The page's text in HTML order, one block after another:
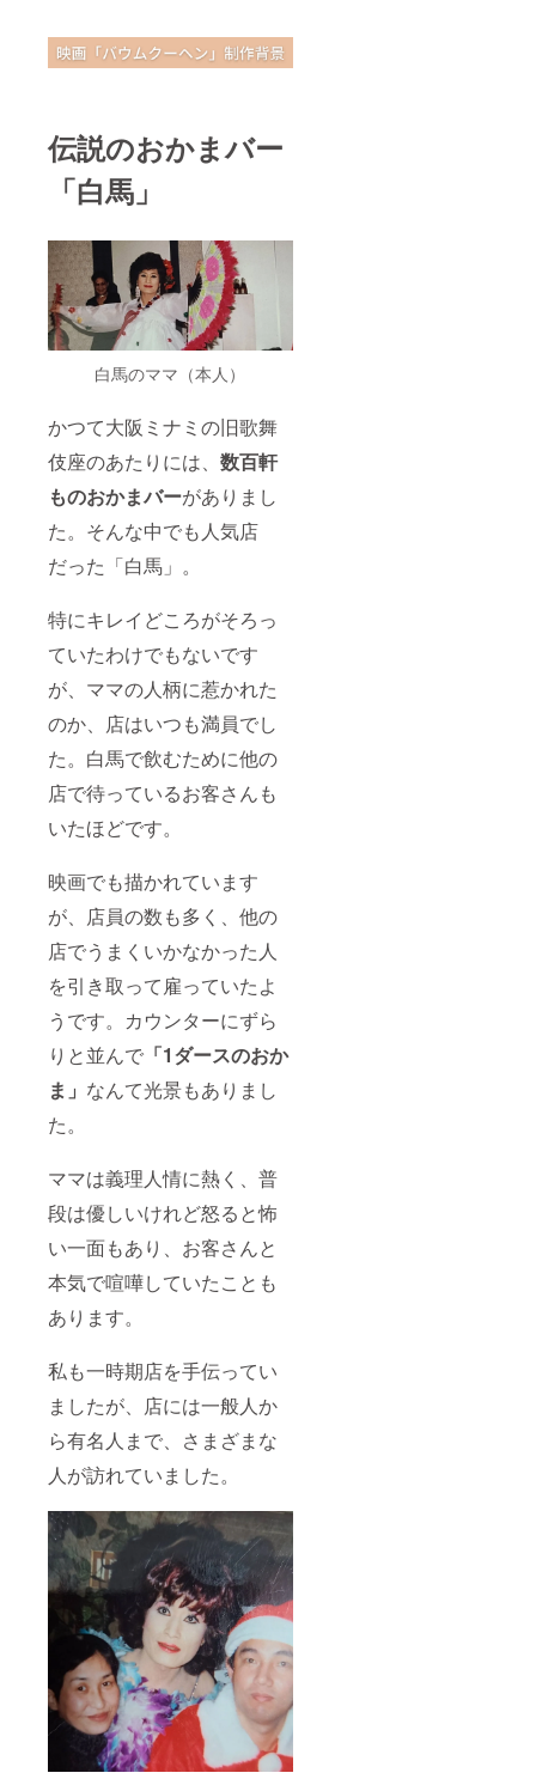
伝説のおかまバー
「白馬」
白馬のママ（本人）
かつて大阪ミナミの旧歌舞
伎座のあたりには、 数百軒
ものおかまバーがありまし
た。そんな中でも人気店
だった「白馬」。
特にキレイどころがそろっ
ていたわけでもないです
が、ママの人柄に惹かれた
のか、店はいつも満員でし
た。白馬で飲むために他の
店で待っているお客さんも
いたほどです。
映画でも描かれています
が、店員の数も多く、他の
店でうまくいかなかった人
を引き取って雇っていたよ
うです。カウンターにずら
りと並んで 「1ダースのおか
ま」 なんて光景もありまし
た。
ママは義理人情に熱く、普
段は優しいけれど怒ると怖
い一面もあり、お客さんと
本気で喧嘩していたことも
あります。
私も一時期店を手伝ってい
ましたが、店には一般人か
ら有名人まで、さまざまな
人が訪れていました。